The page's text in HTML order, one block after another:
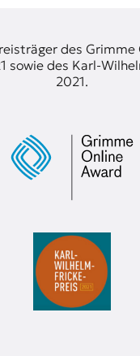
des Grimme
sowie des Karl-
2021.